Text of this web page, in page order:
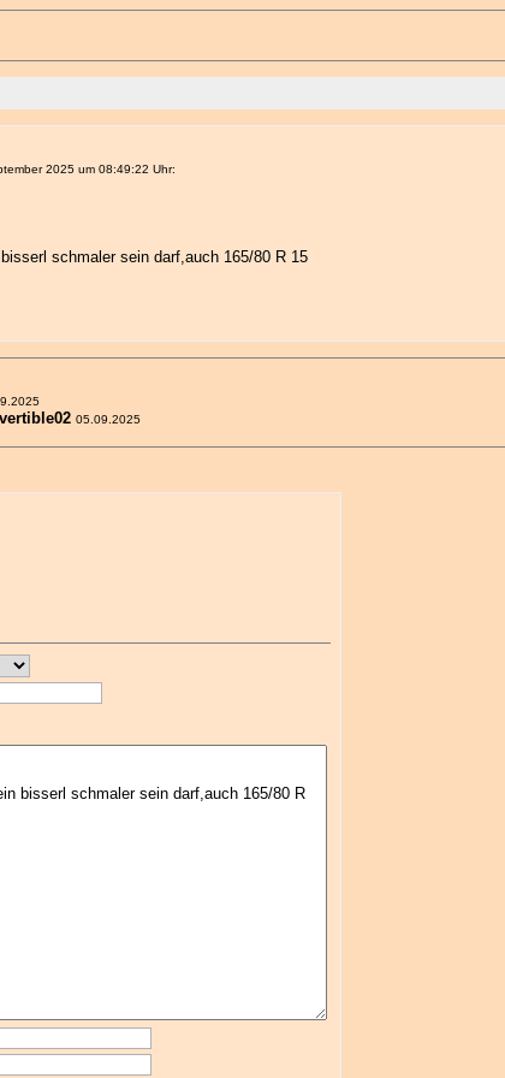
2025 um 08:49:22 Uhr:
schmaler sein darf,auch 165/80 R 15
05.09.2025